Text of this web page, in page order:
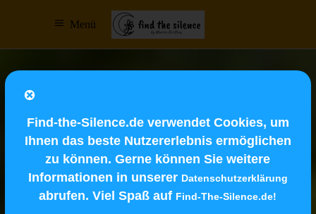
Menü
Find-the-Silence.de verwendet Cookies, um
Ihnen das beste Nutzererlebnis ermöglichen
zu können. Gerne können Sie weitere
Informationen in unserer Datenschutzerklärung
abrufen. Viel Spaß auf Find-The-Silence.de!